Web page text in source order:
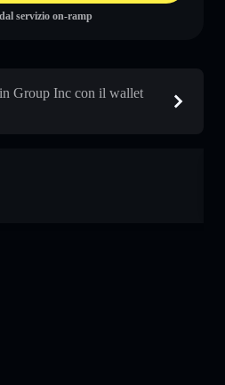
servizio on-ramp
Group Inc con il wallet